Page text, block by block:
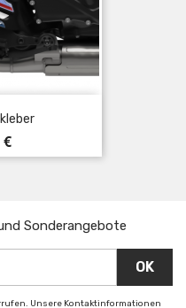
€
Sonderangebote
Unsere Kontaktinformationen